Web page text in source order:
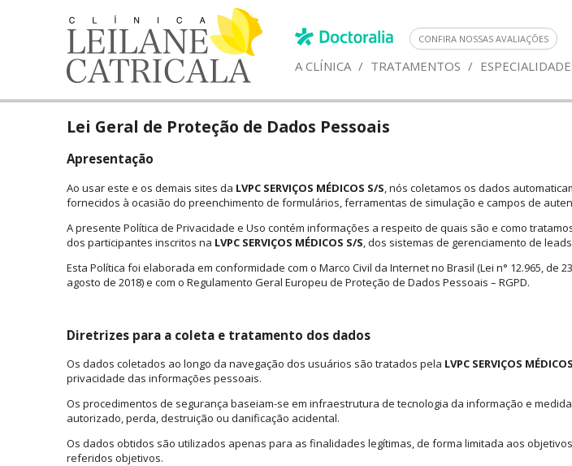
CONFIRA NOSSAS AVALIAÇÕES
A CLÍNICA / TRATAMENTOS /
Lei Geral de Proteção de Dados Pessoais
Apresentação
Ao usar este e os demais sites da LVPC SERVIÇOS MÉDICOS S/S , nós coletamos os dados
fornecidos à ocasião do preenchimento de formulários, ferramentas de simulação e campos de
A presente Política de Privacidade e Uso contém informações a respeito de quais são e como
dos participantes inscritos na LVPC SERVIÇOS MÉDICOS S/S , dos sistemas de gerenciamento de
Esta Política foi elaborada em conformidade com o Marco Civil da Internet no Brasil (Lei n° 12.965, de
agosto de 2018) e com o Regulamento Geral Europeu de Proteção de Dados Pessoais – RGPD.
Diretrizes para a coleta e tratamento dos dados
Os dados coletados ao longo da navegação dos usuários são tratados pela LVPC SERVIÇOS
privacidade das informações pessoais.
Os procedimentos de segurança baseiam-se em infraestrutura de tecnologia da informação e
autorizado, perda, destruição ou danificação acidental.
Os dados obtidos são utilizados apenas para as finalidades legítimas, de forma limitada aos
referidos objetivos.